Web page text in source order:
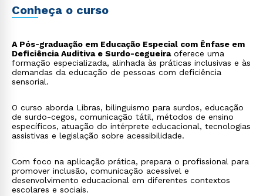
Conheça o curso
A Pós-graduação em Educação Especial com Ênfase em
Deficiência Auditiva e Surdo-cegueiraoferece uma
formação especializada, alinhada às práticas inclusivas e às
demandas da educação de pessoas com deficiência
sensorial.
O curso aborda Libras, bilinguismo para surdos, educação
de surdo-cegos, comunicação tátil, métodos de ensino
específicos, atuação do intérprete educacional, tecnologias
assistivas e legislação sobre acessibilidade.
Com foco na aplicação prática, prepara o profissional para
promover inclusão, comunicação acessível e
desenvolvimento educacional em diferentes contextos
escolares e sociais.